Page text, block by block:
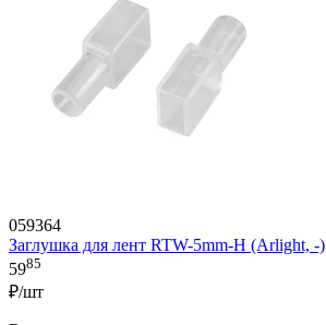
059364
Заглушка для лент RTW-5mm-H (Arlight, -)
5985
₽/шт